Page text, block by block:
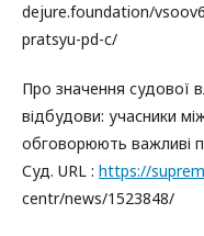
dejure.foundation/
pratsyu-pd-c/
Про значення судової
відбудови: учасники
обговорюють важливі
Суд. URL : https://
centr/news/1523848/